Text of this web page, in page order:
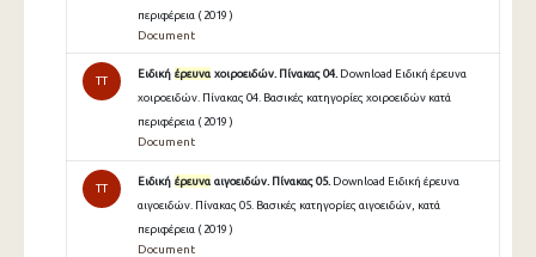
περιφέρεια ( 2019 )
Document
TT
Ειδική έρευνα χοιροειδών. Πίνακας 04. Download Ειδική έρευνα
χοιροειδών. Πίνακας 04. Βασικές κατηγορίες χοιροειδών κατά
περιφέρεια ( 2019 )
Document
TT
Ειδική έρευνα αιγοειδών. Πίνακας 05. Download Ειδική έρευνα
αιγοειδών. Πίνακας 05. Βασικές κατηγορίες αιγοειδών, κατά
περιφέρεια ( 2019 )
Document